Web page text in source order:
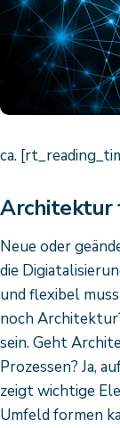
ca.
Architektur
Neue oder
die
und flexibel
noch
sein. Geht
Prozessen? Ja,
zeigt wichtige
Umfeld formen